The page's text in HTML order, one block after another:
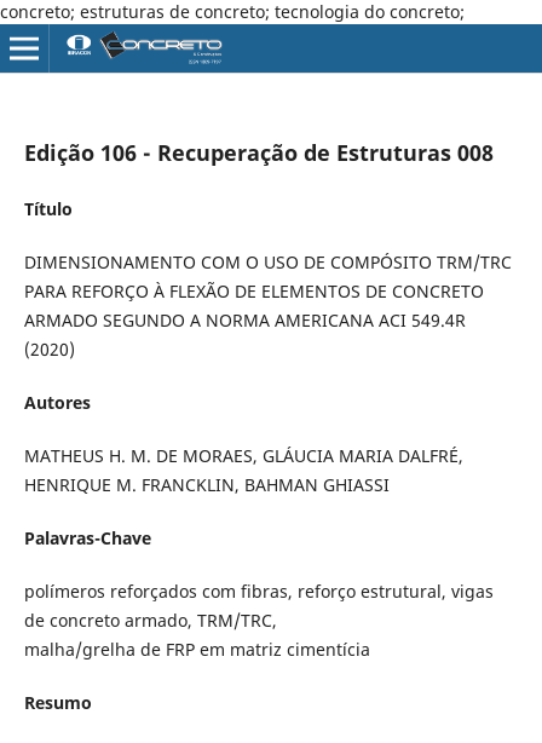
concreto; estruturas de concreto; tecnologia do concreto;
Edição 106 - Recuperação de Estruturas 008
Título
DIMENSIONAMENTO COM O USO DE COMPÓSITO TRM/TRC
PARA REFORÇO À FLEXÃO DE ELEMENTOS DE CONCRETO
ARMADO SEGUNDO A NORMA AMERICANA ACI 549.4R
(2020)
Autores
MATHEUS H. M. DE MORAES, GLÁUCIA MARIA DALFRÉ,
HENRIQUE M. FRANCKLIN, BAHMAN GHIASSI
Palavras-Chave
polímeros reforçados com fibras, reforço estrutural, vigas
de concreto armado, TRM/TRC,
malha/grelha de FRP em matriz cimentícia
Resumo